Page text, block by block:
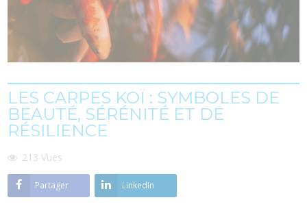
LES CARPES KOÏ : SYMBOLES DE
BEAUTÉ, SÉRÉNITÉ ET DE
RÉSILIENCE
213Vues
Partager LinkedIn